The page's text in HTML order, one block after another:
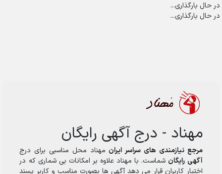
در حال بارگذاری...
در حال بارگذاری...
مهناد - درج آگهی رایگان
مرجع نیازمندی های سراسر ایران مهناد محل مناسبی برای درج
آگهی رایگان شماست. با مهناد علاوه بر امکانات بی شماری که در
اختیار کاربران قرار می دهد آگهی ها بصورت مناسب و کاربر پسند